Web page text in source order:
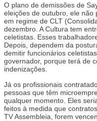
O plano de demissões de
eleições de outubro, ele não
em regime de CLT
dezembro. A Cultura tem
celetistas. Esses
Depois, dependem da
demitir funcionários
governador, porque terá de
indenizações.
Já os profissionais
pessoas que têm
qualquer momento. Eles
feitos à medida que
TV Assembleia, forem